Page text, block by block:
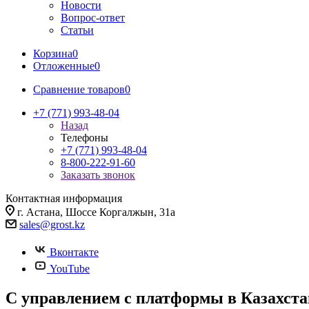
Новости
Вопрос-ответ
Статьи
Корзина0
Отложенные0
Сравнение товаров0
+7 (771) 993-48-04
Назад
Телефоны
+7 (771) 993-48-04
8-800-222-91-60
Заказать звонок
Контактная информация
г. Астана, Шоссе Коргалжын, 31а
sales@grost.kz
Вконтакте
YouTube
С управлением с платформы в